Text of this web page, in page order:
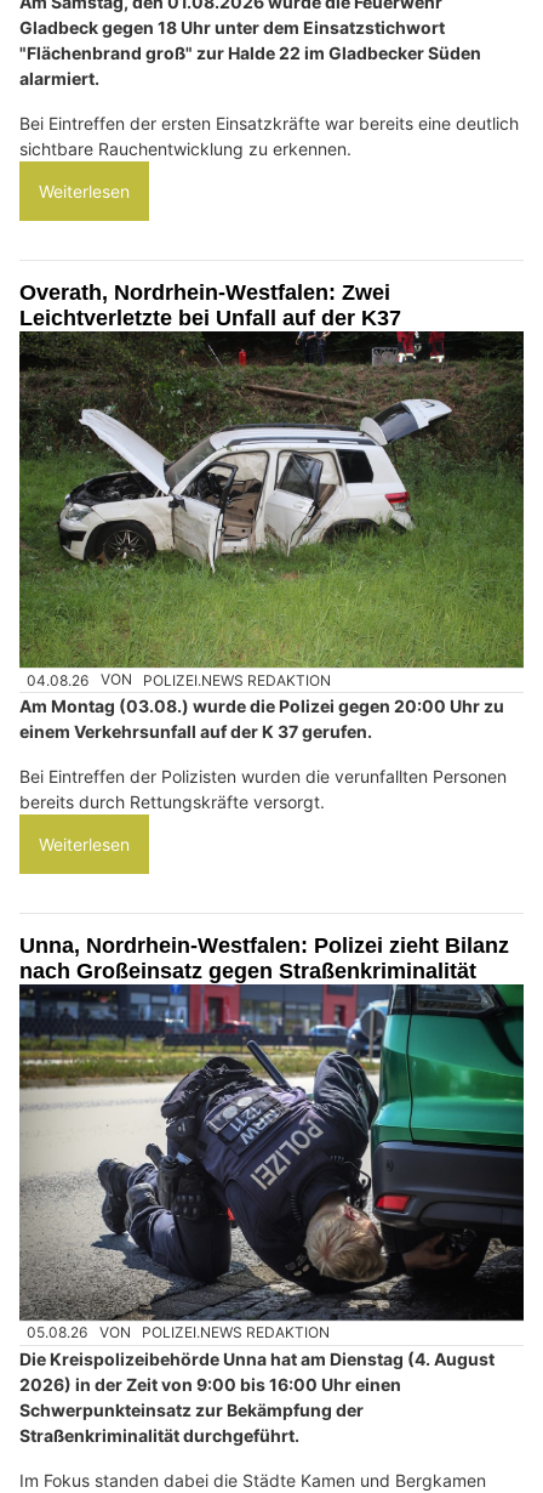
Gladbeck gegen 18 Uhr unter dem Einsatzstichwort
"Flächenbrand groß" zur Halde 22 im Gladbecker Süden
alarmiert.
Bei Eintreffen der ersten Einsatzkräfte war bereits eine deutlich
sichtbare Rauchentwicklung zu erkennen.
Weiterlesen
Overath, Nordrhein-Westfalen: Zwei
Leichtverletzte bei Unfall auf der K37
04.08.26 VON POLIZEI.NEWS REDAKTION
Am Montag (03.08.) wurde die Polizei gegen 20:00 Uhr zu
einem Verkehrsunfall auf der K 37 gerufen.
Bei Eintreffen der Polizisten wurden die verunfallten Personen
bereits durch Rettungskräfte versorgt.
Weiterlesen
Unna, Nordrhein-Westfalen: Polizei zieht Bilanz
nach Großeinsatz gegen Straßenkriminalität
05.08.26 VON POLIZEI.NEWS REDAKTION
Die Kreispolizeibehörde Unna hat am Dienstag (4. August
2026) in der Zeit von 9:00 bis 16:00 Uhr einen
Schwerpunkteinsatz zur Bekämpfung der
Straßenkriminalität durchgeführt.
Im Fokus standen dabei die Städte Kamen und Bergkamen